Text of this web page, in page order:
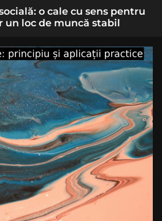
o cale cu sens pentru
un loc de muncă stabil